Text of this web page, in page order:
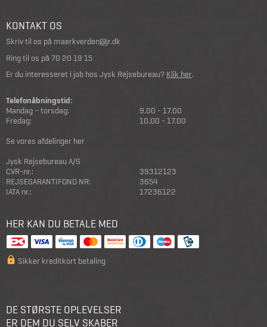
KONTAKT OS
Skriv til os på maerkverden@jr.dk
Ring til os på 70 20 19 15
Er du interesseret i job hos Jysk Rejsebureau? Klik her.
Telefonåbningstid:
Mandag – torsdag:
9.00 - 17.00
Fredag:
10.00 - 17.00
Se vores afdelinger her
Jysk Rejsebureau A/S
CVR-nr.:
39312123
REJSEGARANTIFOND NR:
3654
IATA nr.:
17236122
HER KAN DU BETALE MED
Sikker kreditkort betaling
DE STØRSTE OPLEVELSER
ER DEM DU SELV SKABER